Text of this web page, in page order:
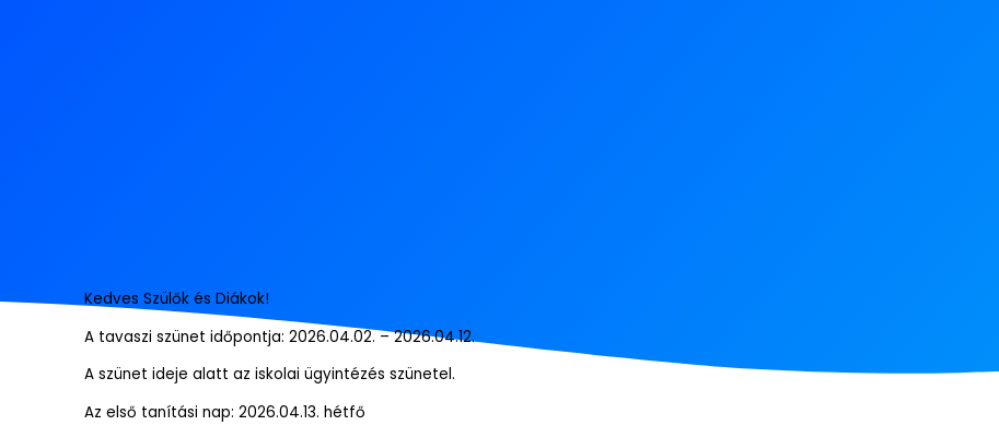
Kedves Szülők és Diákok!
A tavaszi szünet időpontja: 2026.04.02. – 2026.04.12.
A szünet ideje alatt az iskolai ügyintézés szünetel.
Az első tanítási nap: 2026.04.13. hétfő